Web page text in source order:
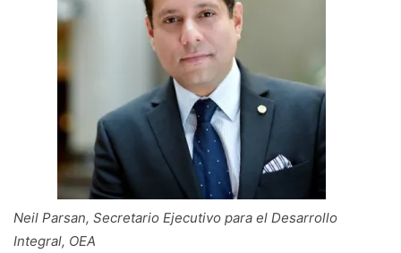
Neil Parsan, Secretario Ejecutivo para el Desarrollo
Integral, OEA